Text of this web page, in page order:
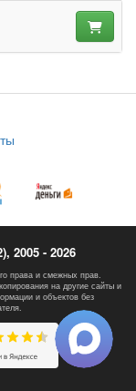
2005 - 2026
права и смежных прав.
на другие сайты и
и объектов без